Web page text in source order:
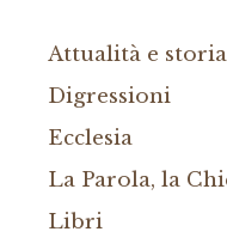
Attualità e storia
Digressioni
Ecclesia
La Parola, la
Libri